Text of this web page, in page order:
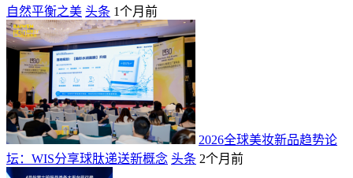
自然平衡之美 头条 1个月前
2026全球美妆新品趋势论
坛：WIS分享球肽递送新概念 头条 2个月前